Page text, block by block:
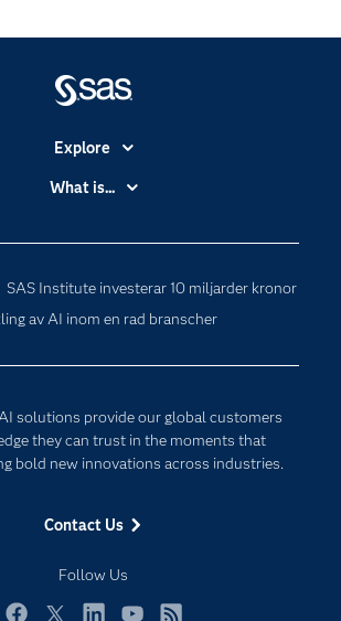
SAS Institute investerar 10 miljarder kronor
av AI inom en rad branscher
solutions provide our global customers
they can trust in the moments that
bold new innovations across industries.
Contact Us
Follow Us
Explore
Accessibility
Certification
Communities
Company
For Educators
Events
Newsroom
Products
What is...
Cloud Computing
Data Science
Digital Transformation